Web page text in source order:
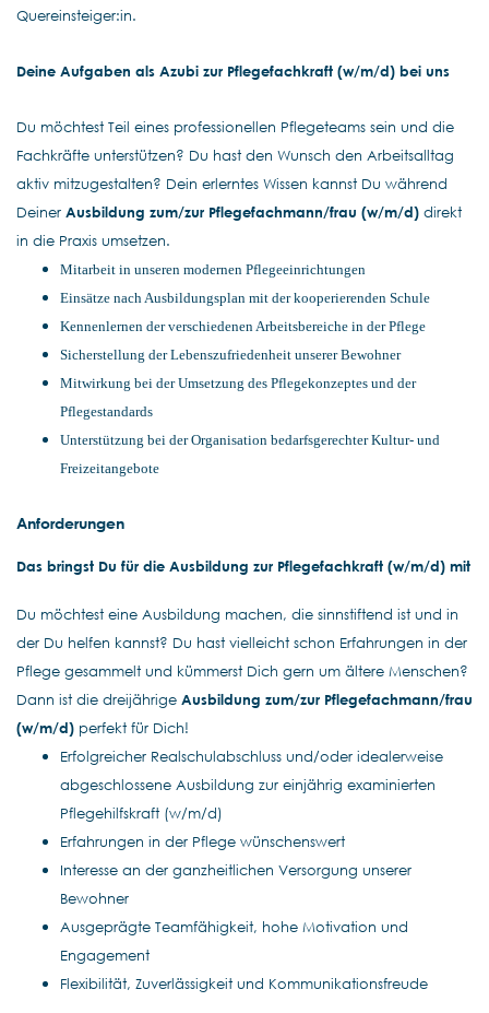
Quereinsteiger:in.
Deine Aufgaben als Azubi zur Pflegefachkraft (w/m/d) bei uns
Du möchtest Teil eines professionellen Pflegeteams sein und die
Fachkräfte unterstützen? Du hast den Wunsch den Arbeitsalltag
aktiv mitzugestalten? Dein erlerntes Wissen kannst Du während
Deiner Ausbildung zum/zur Pflegefachmann/frau (w/m/d) direkt
in die Praxis umsetzen.
Mitarbeit in unseren modernen Pflegeeinrichtungen
Einsätze nach Ausbildungsplan mit der kooperierenden Schule
Kennenlernen der verschiedenen Arbeitsbereiche in der Pflege
Sicherstellung der Lebenszufriedenheit unserer Bewohner
Mitwirkung bei der Umsetzung des Pflegekonzeptes und der
Pflegestandards
Unterstützung bei der Organisation bedarfsgerechter Kultur- und
Freizeitangebote
Anforderungen
Das bringst Du für die Ausbildung zur Pflegefachkraft (w/m/d) mit
Du möchtest eine Ausbildung machen, die sinnstiftend ist und in
der Du helfen kannst? Du hast vielleicht schon Erfahrungen in der
Pflege gesammelt und kümmerst Dich gern um ältere Menschen?
Dann ist die dreijährige Ausbildung zum/zur Pflegefachmann/frau
(w/m/d) perfekt für Dich!
Erfolgreicher Realschulabschluss und/oder idealerweise
abgeschlossene Ausbildung zur einjährig examinierten
Pflegehilfskraft (w/m/d)
Erfahrungen in der Pflege wünschenswert
Interesse an der ganzheitlichen Versorgung unserer
Bewohner
Ausgeprägte Teamfähigkeit, hohe Motivation und
Engagement
Flexibilität, Zuverlässigkeit und Kommunikationsfreude